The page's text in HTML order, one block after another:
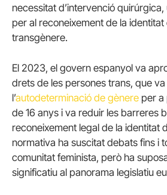
necessitat d’intervenció
per al reconeixement de la
transgènere.
El 2023, el govern espanyol va
drets de les persones trans, que
l’autodeterminació de gènere per a
de 16 anys i va reduir les barreres
reconeixement legal de la identitat
normativa ha suscitat debats fins i
comunitat feminista, però ha
significatiu al panorama legislatiu